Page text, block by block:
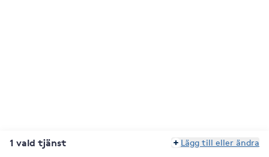
1 vald tjänst Lägg till eller ändra